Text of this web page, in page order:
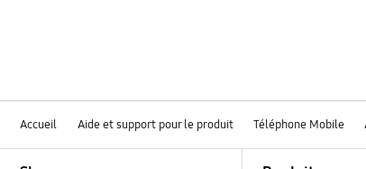
Accueil Aide et support pour le produit Téléphone Mobile